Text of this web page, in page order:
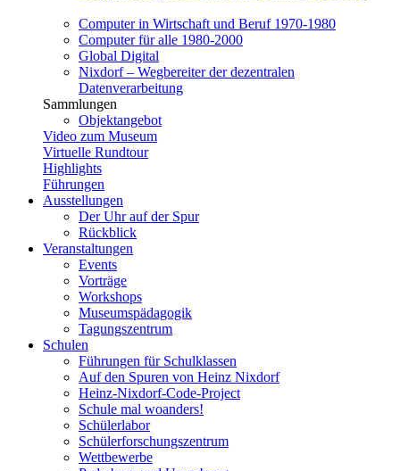
Computer in Wirtschaft und Beruf 1970-1980
Computer für alle 1980-2000
Global Digital
Nixdorf – Wegbereiter der dezentralen
Datenverarbeitung
Sammlungen
Objektangebot
Video zum Museum
Virtuelle Rundtour
Highlights
Führungen
Ausstellungen
Der Uhr auf der Spur
Rückblick
Veranstaltungen
Events
Vorträge
Workshops
Museumspädagogik
Tagungszentrum
Schulen
Führungen für Schulklassen
Auf den Spuren von Heinz Nixdorf
Heinz-Nixdorf-Code-Project
Schule mal woanders!
Schülerlabor
Schülerforschungszentrum
Wettbewerbe